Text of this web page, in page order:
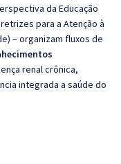
da Educação
para a Atenção à
– organizam fluxos de
renal crônica,
integrada a saúde do